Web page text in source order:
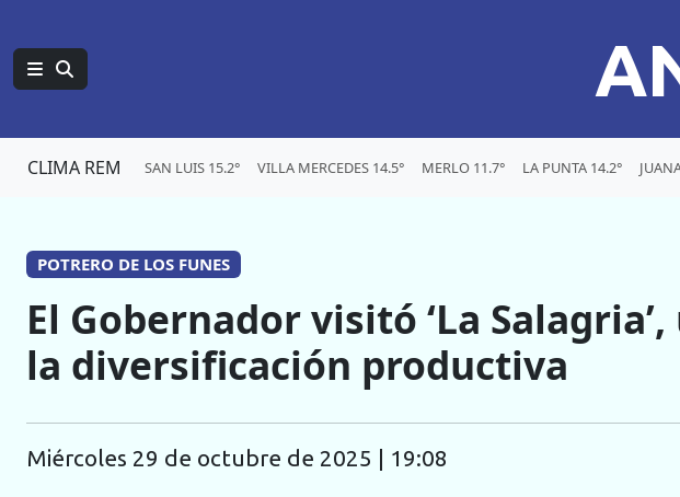
CLIMA REM SAN LUIS 15.2° VILLA MERCEDES 14.5° MERLO 11.7° LA PUNTA 14.2°
POTRERO DE LOS FUNES
El Gobernador visitó ‘La
la diversificación productiva
miércoles 29 de octubre de 2025 | 19:08